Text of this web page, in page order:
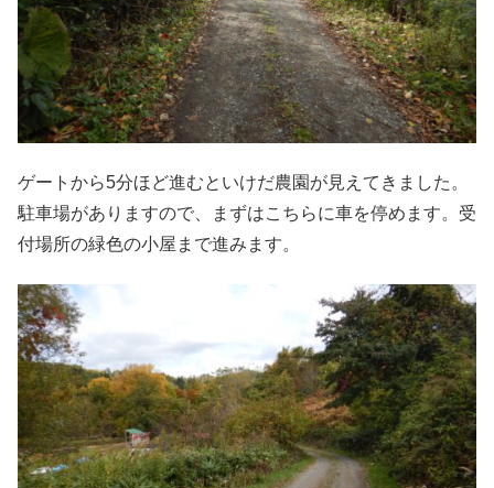
ゲートから5分ほど進むといけだ農園が見えてきました。
駐車場がありますので、まずはこちらに車を停めます。受
付場所の緑色の小屋まで進みます。